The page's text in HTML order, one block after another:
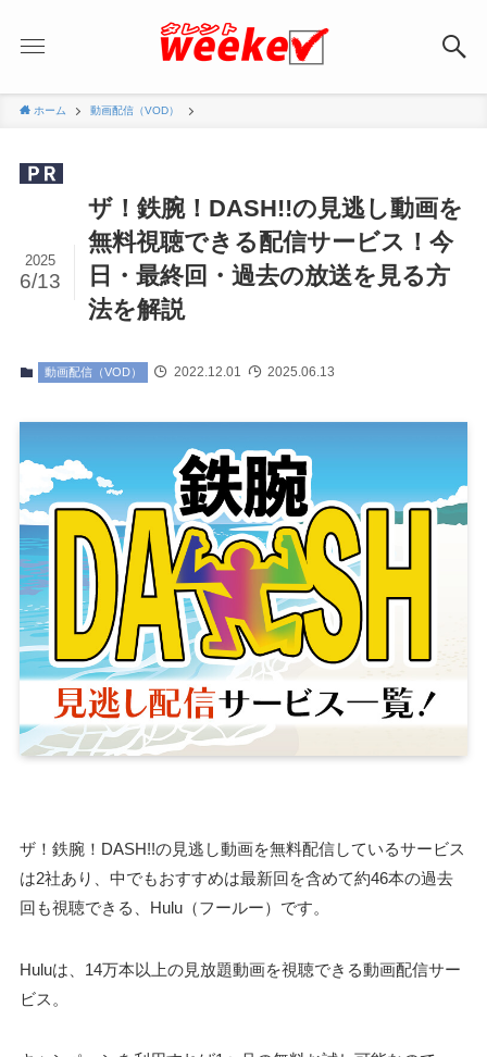
ホーム 動画配信（VOD）
ザ！鉄腕！DASH!!の見逃し動画を
無料視聴できる配信サービス！今
日・最終回・過去の放送を見る方
法を解説
2025
6/13
動画配信（VOD） 2022.12.01 2025.06.13
ザ！鉄腕！DASH!!の見逃し動画を無料配信しているサービス
は2社あり、中でもおすすめは最新回を含めて約46本の過去
回も視聴できる、Hulu（フールー）です。
Huluは、14万本以上の見放題動画を視聴できる動画配信サー
ビス。